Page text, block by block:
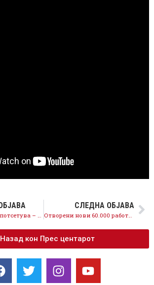
24 декември нè потсетува – режим никогаш повеќе, во ВМРО-ДПМНЕ ништо не е променето
СЛЕДНА ОБЈАВА
Отворени нови 60.000 работни места, невработеноста падна на историски најниски 17,1 %, со СДСМ економијата е на прав пат
Назад кон Прес центарот